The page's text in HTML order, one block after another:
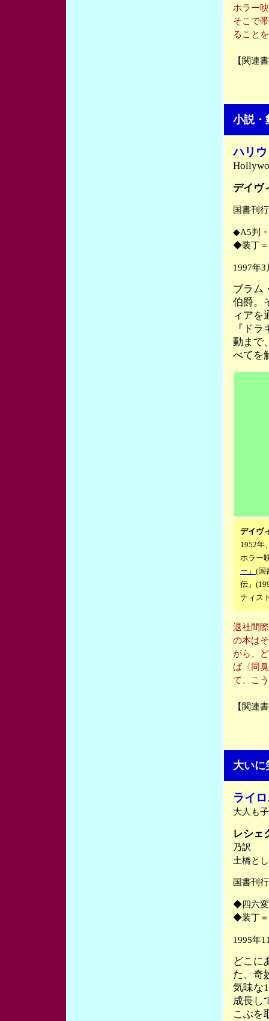
ホラー
そこで
ること
【関連
小説
ハリ
デイヴ
国書刊
◆A5判
◆装丁
1997年
ブラム
伯爵。
ィアを
『ド
動まで
べてを
デイヴ
1952年
ホラー
ー』 (国
伝』
ティス
退社間
の本は
がら、
ば〈同
て、こ
【関連
大いに
ライ
大人も
レシェ
乃訳
土橋と
国書刊
◆四六変
◆装丁
1995年
どこに
た、奇
気味な
成長し
こぶを